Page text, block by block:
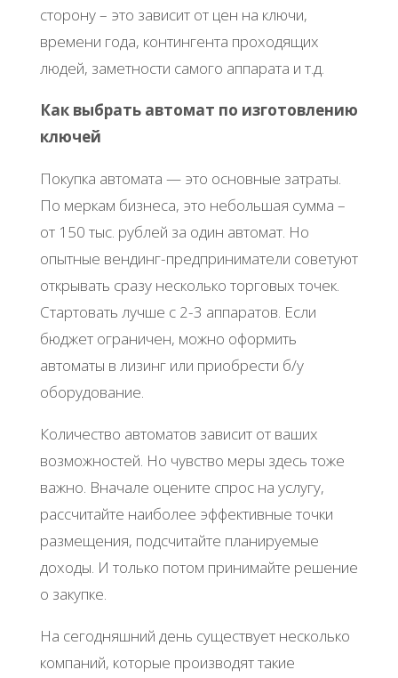
сторону – это зависит от цен на ключи,
времени года, контингента проходящих
людей, заметности самого аппарата и т.д.
Как выбрать автомат по изготовлению
ключей
Покупка автомата — это основные затраты.
По меркам бизнеса, это небольшая сумма –
от 150 тыс. рублей за один автомат. Но
опытные вендинг-предприниматели советуют
открывать сразу несколько торговых точек.
Стартовать лучше с 2-3 аппаратов. Если
бюджет ограничен, можно оформить
автоматы в лизинг или приобрести б/у
оборудование.
Количество автоматов зависит от ваших
возможностей. Но чувство меры здесь тоже
важно. Вначале оцените спрос на услугу,
рассчитайте наиболее эффективные точки
размещения, подсчитайте планируемые
доходы. И только потом принимайте решение
о закупке.
На сегодняшний день существует несколько
компаний, которые производят такие